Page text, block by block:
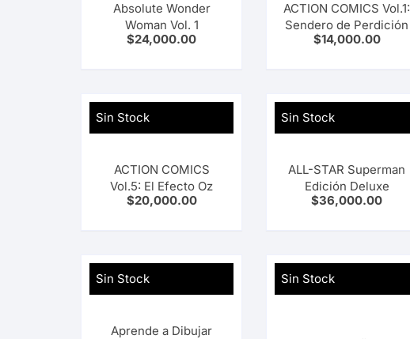
Absolute Wonder
Woman Vol. 1
$24,000.00
ACTION COMICS Vol.1:
Sendero de Perdición
$14,000.00
Sin Stock
ACTION COMICS
Vol.5: El Efecto Oz
$20,000.00
Sin Stock
ALL-STAR Superman
Edición Deluxe
$36,000.00
Sin Stock
Aprende a Dibujar
Sin Stock